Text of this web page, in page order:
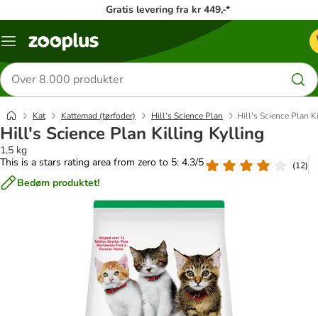
Gratis levering fra kr 449,-*
Menu
Søg
efter
produkter
Kat Kattemad (tørfoder) Hill's Science Plan Hill's Science Plan
Hill's Science Plan Killing Kylling
1,5 kg
This is a stars rating area from zero to 5: 4.3/5
(12)
Bedøm produktet!